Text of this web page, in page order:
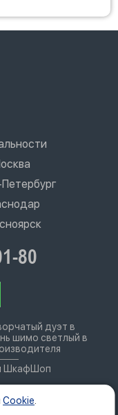
80
дуэт в
шимо светлый в
ШкафШоп
Cookie